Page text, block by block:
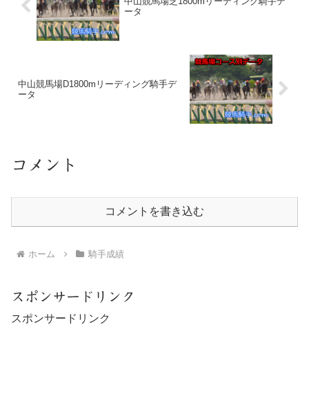
ータ
中山競馬場D1800mリーディング騎手デ
ータ
コメント
コメントを書き込む
ホーム 騎手成績
スポンサードリンク
スポンサードリンク